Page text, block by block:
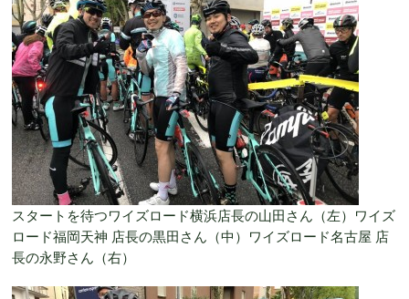
スタートを待つワイズロード横浜店長の山田さん（左）ワイズ
ロード福岡天神 店長の黒田さん（中）ワイズロード名古屋 店
長の永野さん（右）